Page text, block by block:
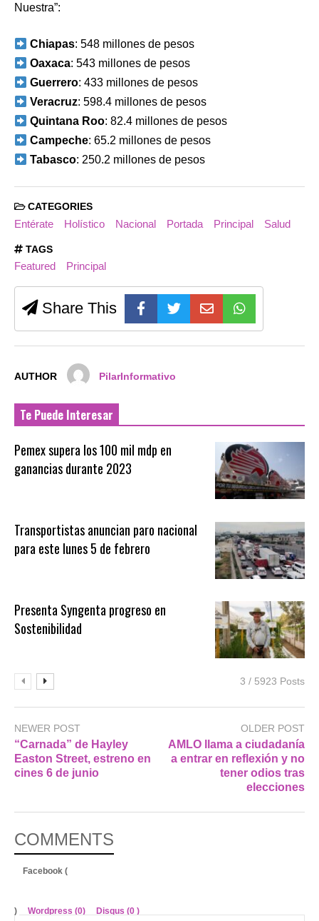
Nuestra”:
Chiapas: 548 millones de pesos
Oaxaca: 543 millones de pesos
Guerrero: 433 millones de pesos
Veracruz: 598.4 millones de pesos
Quintana Roo: 82.4 millones de pesos
Campeche: 65.2 millones de pesos
Tabasco: 250.2 millones de pesos
CATEGORIES
Entérate Holístico Nacional Portada Principal Salud
TAGS
Featured Principal
Share This
AUTHOR PilarInformativo
Te Puede Interesar
Pemex supera los 100 mil mdp en
ganancias durante 2023
Transportistas anuncian paro nacional
para este lunes 5 de febrero
Presenta Syngenta progreso en
Sostenibilidad
3 / 5923 Posts
NEWER POST
“Carnada” de Hayley
Easton Street, estreno en
cines 6 de junio
OLDER POST
AMLO llama a ciudadanía
a entrar en reflexión y no
tener odios tras
elecciones
COMMENTS
Facebook (
) Wordpress (0) Disqus (0 )